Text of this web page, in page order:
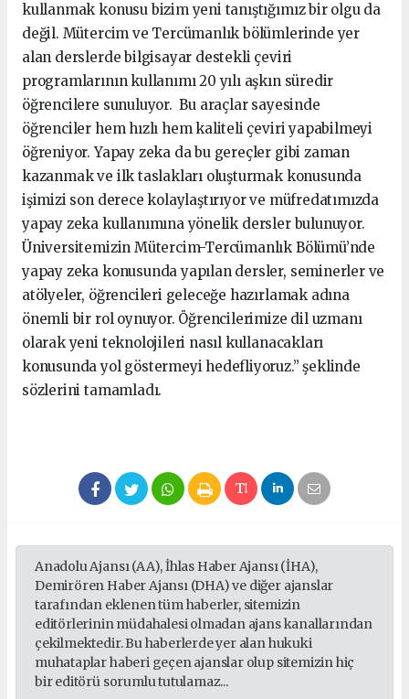
kullanmak konusu bizim yeni tanıştığımız bir olgu da
değil. Mütercim ve Tercümanlık bölümlerinde yer
alan derslerde bilgisayar destekli çeviri
programlarının kullanımı 20 yılı aşkın süredir
öğrencilere sunuluyor. Bu araçlar sayesinde
öğrenciler hem hızlı hem kaliteli çeviri yapabilmeyi
öğreniyor. Yapay zeka da bu gereçler gibi zaman
kazanmak ve ilk taslakları oluşturmak konusunda
işimizi son derece kolaylaştırıyor ve müfredatımızda
yapay zeka kullanımına yönelik dersler bulunuyor.
Üniversitemizin Mütercim-Tercümanlık Bölümü’nde
yapay zeka konusunda yapılan dersler, seminerler ve
atölyeler, öğrencileri geleceğe hazırlamak adına
önemli bir rol oynuyor. Öğrencilerimize dil uzmanı
olarak yeni teknolojileri nasıl kullanacakları
konusunda yol göstermeyi hedefliyoruz.” şeklinde
sözlerini tamamladı.
Anadolu Ajansı (AA), İhlas Haber Ajansı (İHA),
Demirören Haber Ajansı (DHA) ve diğer ajanslar
tarafından eklenen tüm haberler, sitemizin
editörlerinin müdahalesi olmadan ajans kanallarından
çekilmektedir. Bu haberlerde yer alan hukuki
muhataplar haberi geçen ajanslar olup sitemizin hiç
bir editörü sorumlu tutulamaz...